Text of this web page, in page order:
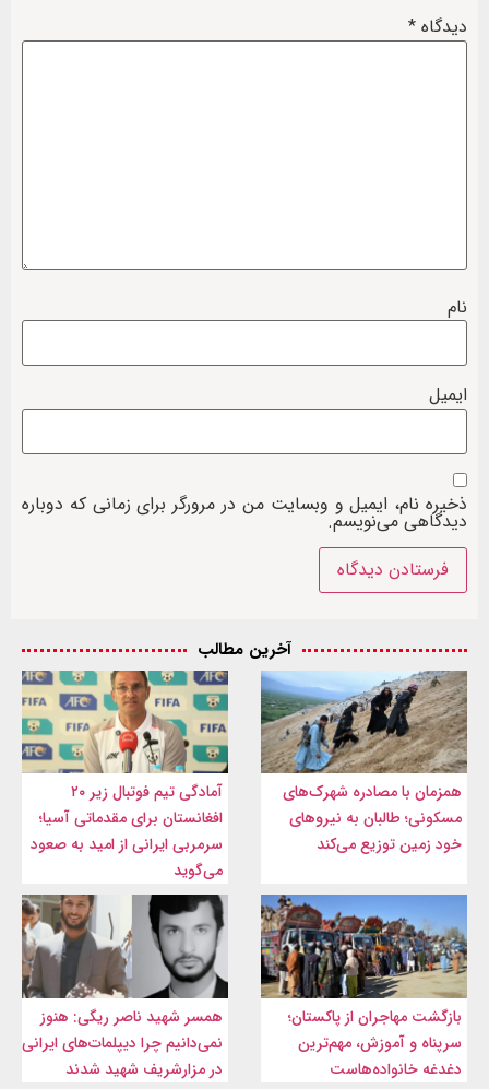
دیدگاه *
نام
ایمیل
ذخیره نام، ایمیل و وبسایت من در مرورگر برای زمانی که دوباره
دیدگاهی می‌نویسم.
آخرین مطالب
همزمان با مصادره شهرک‌های
مسکونی؛ طالبان به نیروهای
خود زمین توزیع می‌کند
آمادگی تیم فوتبال زیر ۲۰
افغانستان برای مقدماتی آسیا؛
سرمربی ایرانی از امید به صعود
می‌گوید
بازگشت مهاجران از پاکستان؛
سرپناه و آموزش، مهم‌ترین
دغدغه خانواده‌هاست
همسر شهید ناصر ریگی: هنوز
نمی‌دانیم چرا دیپلمات‌های ایرانی
در مزارشریف شهید شدند